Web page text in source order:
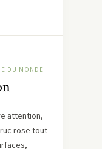
DU MONDE
attention,
rose tout